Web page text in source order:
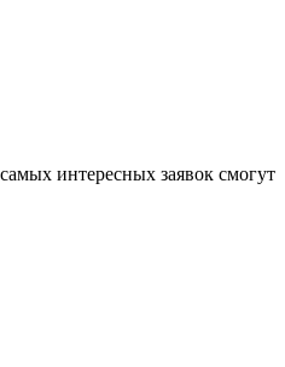
интересных заявок смогут